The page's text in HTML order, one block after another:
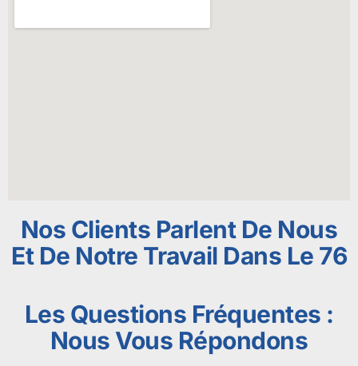
Nos Clients Parlent De Nous
Et De Notre Travail Dans Le 76
Les Questions Fréquentes :
Nous Vous Répondons